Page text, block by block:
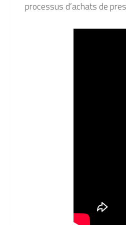
processus d’achats de